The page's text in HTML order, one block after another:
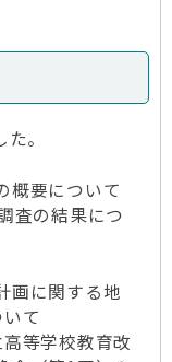
。
概要について
査の結果につ
画に関する地
て
等学校教育改